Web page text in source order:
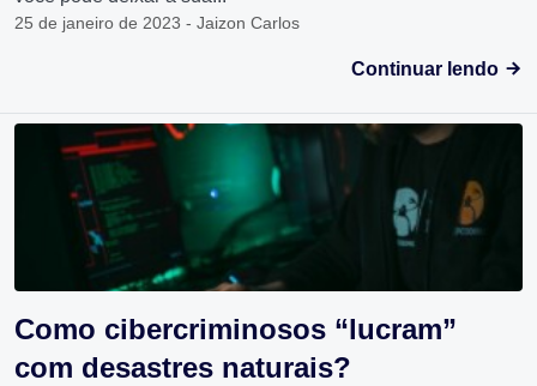
25 de janeiro de 2023 - Jaizon Carlos
Continuar lendo
Como cibercriminosos “lucram”
com desastres naturais?